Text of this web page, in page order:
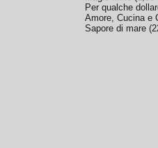
Per qualche
Amore, Cucina e
Sapore di mare (